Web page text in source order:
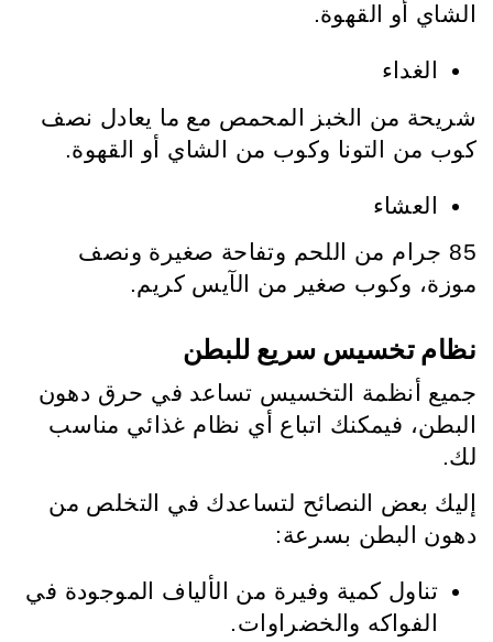
الشاي أو القهوة.
الغداء
شريحة من الخبز المحمص مع ما يعادل نصف
كوب من التونا وكوب من الشاي أو القهوة.
العشاء
85 جرام من اللحم وتفاحة صغيرة ونصف
موزة، وكوب صغير من الآيس كريم.
نظام تخسيس سريع للبطن
جميع أنظمة التخسيس تساعد في حرق دهون
البطن، فيمكنك اتباع أي نظام غذائي مناسب
لك.
إليك بعض النصائح لتساعدك في التخلص من
دهون البطن بسرعة:
تناول كمية وفيرة من الألياف الموجودة في
الفواكه والخضراوات.